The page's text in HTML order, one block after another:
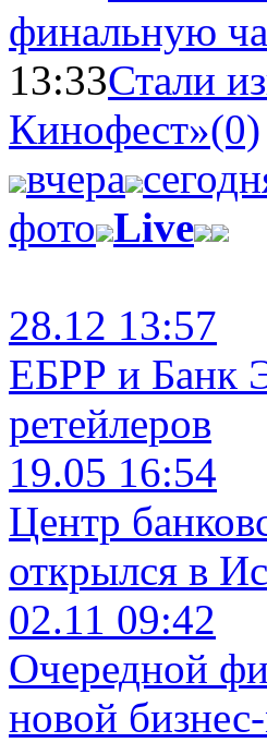
финальную
13:33Стали
Кинофест»(0)
вчера
фото Live
28.12 13:57
ЕБРР и Банк
ретейлеров
19.05 16:54
Центр
открылся в
02.11 09:42
Очередной
новой